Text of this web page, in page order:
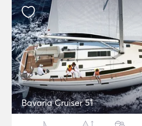
Bavaria Cruiser 51